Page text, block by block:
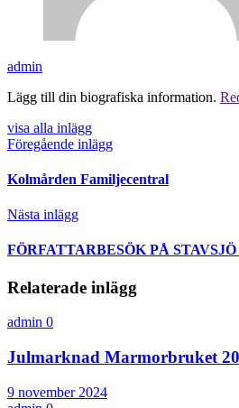
admin
Lägg till din biografiska information.
visa alla inlägg
Föregående inlägg
Kolmården Familjecentral
Nästa inlägg
FÖRFATTARBESÖK PÅ
Relaterade inlägg
admin 0
Julmarknad Marmorbruket
9 november 2024